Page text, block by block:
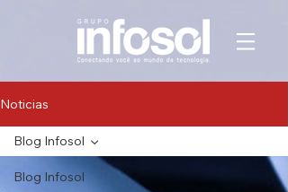
Noticias
Blog Infosol
Blog Infosol